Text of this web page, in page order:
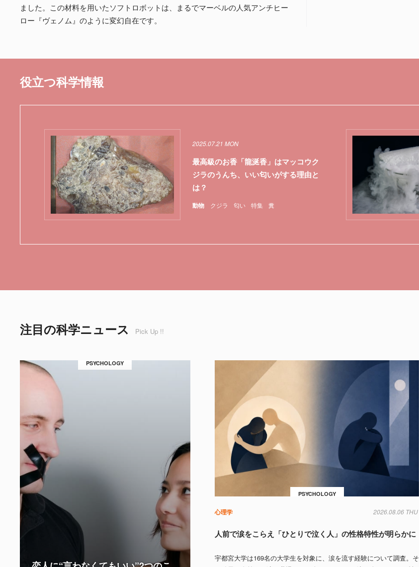
ました。この材料を用いたソフトロボットは、まるでマーベルの人気アンチヒー
ロー『ヴェノム』のように変幻自在です。
役立つ科学情報
動物 クジラ 匂い 特集 糞
2025.07.21 MON
最高級のお香「龍涎香」はマッコウク
ジラのうんち、いい匂いがする理由と
は？
注目の科学ニュース Pick Up !!
PSYCHOLOGY
PSYCHOLOGY
心理学 2026.08.06 THU
人前で涙をこらえ「ひとりで泣く人」の性格特性が明らかに
宇都宮大学は169名の大学生を対象に、涙を流す経験について調査。そ